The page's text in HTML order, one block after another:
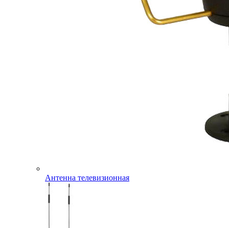
Антенна телевизионная